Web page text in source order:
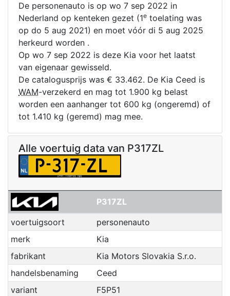
De personenauto is op wo 7 sep 2022 in
Nederland op kenteken gezet (1e toelating was
op do 5 aug 2021) en moet vóór di 5 aug 2025
herkeurd worden .
Op wo 7 sep 2022 is deze Kia voor het laatst
van eigenaar gewisseld.
De catalogusprijs was € 33.462. De Kia Ceed is
WAM-verzekerd en mag tot 1.900 kg belast
worden een aanhanger tot 600 kg (ongeremd) of
tot 1.410 kg (geremd) mag mee.
Alle voertuig data van P317ZL
P317ZL
voertuigsoort
personenauto
merk
Kia
fabrikant
Kia Motors Slovakia S.r.o.
handelsbenaming
Ceed
variant
F5P51